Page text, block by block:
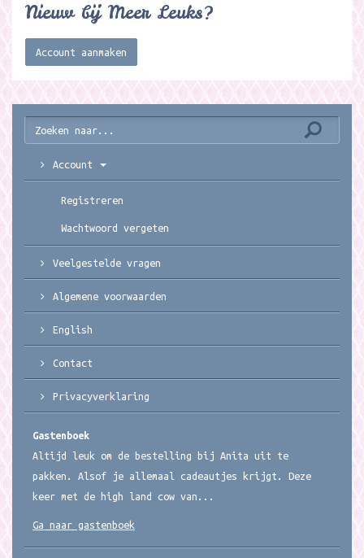
Nieuw bij Meer Leuks?
Account aanmaken
Account
Registreren
Wachtwoord vergeten
Veelgestelde vragen
Algemene voorwaarden
English
Contact
Privacyverklaring
Gastenboek
Altijd leuk om de bestelling bij Anita uit te
pakken. Alsof je allemaal cadeautjes krijgt. Deze
keer met de high land cow van...
Ga naar gastenboek